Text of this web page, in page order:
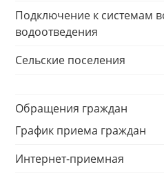
Подключение к системам
водоотведения
Сельские поселения
Обращения граждан
График приема граждан
Интернет-приемная